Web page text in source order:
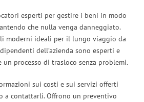
esperti per gestire i beni in modo
che nulla venga danneggiato.
moderni ideali per il lungo viaggio da
dell’azienda sono esperti e
processo di trasloco senza problemi.
sui costi e sui servizi offerti
a contattarli. Offrono un preventivo